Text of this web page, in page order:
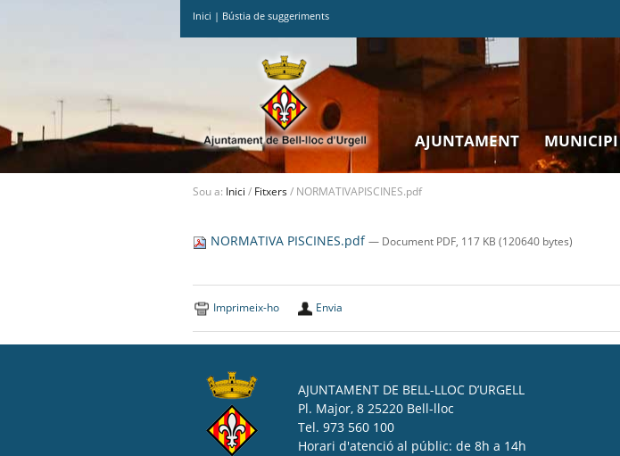
Inici | Bústia de suggeriments
AJUNTAMENT MUNICIPI
Sou a: Inici / Fitxers/ NORMATIVAPISCINES.pdf
NORMATIVA PISCINES.pdf— Document PDF, 117 KB (120640 bytes)
Imprimeix-ho Envia
AJUNTAMENT DE BELL-LLOC D’URGELL
Pl. Major, 8 25220 Bell-lloc
Tel. 973 560 100
Horari d'atenció al públic: de 8h a 14h